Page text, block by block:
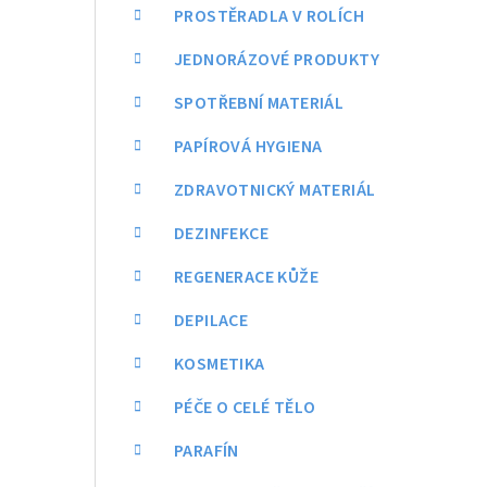
PROSTĚRADLA V ROLÍCH
JEDNORÁZOVÉ PRODUKTY
SPOTŘEBNÍ MATERIÁL
PAPÍROVÁ HYGIENA
ZDRAVOTNICKÝ MATERIÁL
DEZINFEKCE
REGENERACE KŮŽE
DEPILACE
KOSMETIKA
PÉČE O CELÉ TĚLO
PARAFÍN